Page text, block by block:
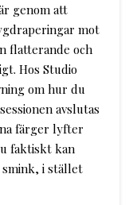
genom att
mot
flatterande och
Hos Studio
om hur du
avslutas
färger lyfter
faktiskt kan
smink, i stället